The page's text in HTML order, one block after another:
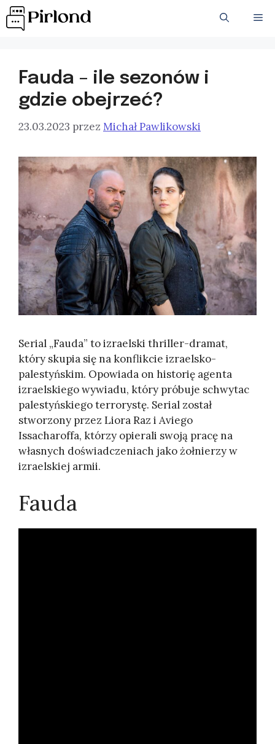
Przejdź
do
Fauda – ile sezonów i
gdzie obejrzeć?
23.03.2023 przez Michał Pawlikowski
Serial „Fauda” to izraelski thriller-dramat,
który skupia się na konflikcie izraelsko-
palestyńskim. Opowiada on historię agenta
izraelskiego wywiadu, który próbuje schwytac
palestyńskiego terrorystę. Serial został
stworzony przez Liora Raz i Aviego
Issacharoffa, którzy opierali swoją pracę na
własnych doświadczeniach jako żołnierzy w
izraelskiej armii.
Fauda